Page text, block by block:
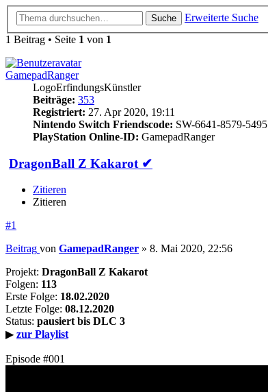
Suche
Erweiterte Suche
1 Beitrag • Seite 1 von 1
GamepadRanger
LogoErfindungsKünstler
Beiträge: 353
Registriert: 27. Apr 2020, 19:11
Nintendo Switch Friendscode: SW-6641-8579-5495
PlayStation Online-ID: GamepadRanger
DragonBall Z Kakarot ✔
Zitieren
Zitieren
#1
Beitrag von GamepadRanger » 8. Mai 2020, 22:56
Projekt: DragonBall Z Kakarot
Folgen: 113
Erste Folge: 18.02.2020
Letzte Folge: 08.12.2020
Status: pausiert bis DLC 3
▶ zur Playlist
Episode #001